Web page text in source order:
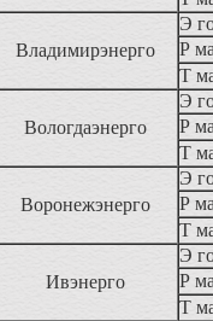
Владимирэнерго
Э
Р
Т
Вологдаэнерго
Э
Р
Т
Воронежэнерго
Э
Р
Т
Ивэнерго
Э
Р
Т